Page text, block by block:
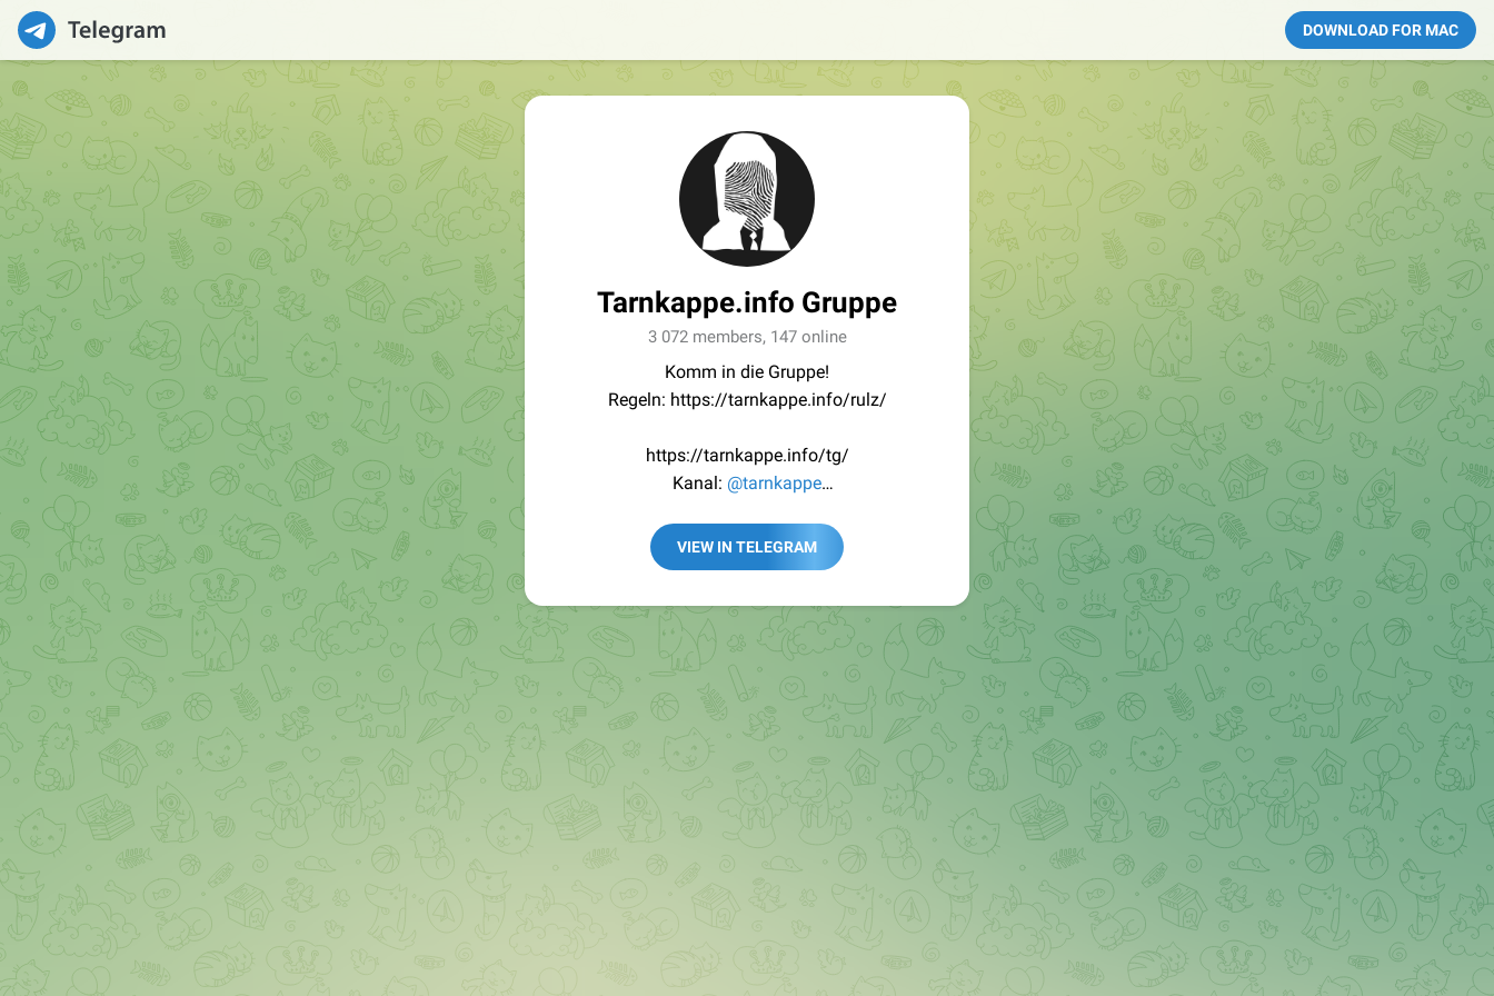
DOWNLOAD FOR MAC
Tarnkappe.info Gruppe
3 072 members, 147 online
Komm in die Gruppe!
Regeln: https://tarnkappe.info/rulz/
https://tarnkappe.info/tg/
Kanal: @tarnkappe
Best of:@bestoftarnkappe
VIEW IN TELEGRAM